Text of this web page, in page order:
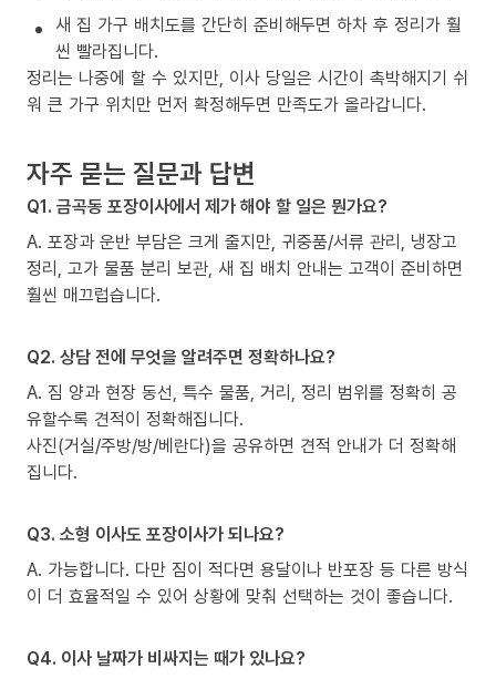
새 집 가구 배치도를 간단히 준비해두면 하차 후 정리가 훨
씬 빨라집니다.
정리는 나중에 할 수 있지만, 이사 당일은 시간이 촉박해지기 쉬
워 큰 가구 위치만 먼저 확정해두면 만족도가 올라갑니다.
자주 묻는 질문과 답변
Q1. 금곡동 포장이사에서 제가 해야 할 일은 뭔가요?
A. 포장과 운반 부담은 크게 줄지만, 귀중품/서류 관리, 냉장고
정리, 고가 물품 분리 보관, 새 집 배치 안내는 고객이 준비하면
훨씬 매끄럽습니다.
Q2. 상담 전에 무엇을 알려주면 정확하나요?
A. 짐 양과 현장 동선, 특수 물품, 거리, 정리 범위를 정확히 공
유할수록 견적이 정확해집니다.
사진(거실/주방/방/베란다)을 공유하면 견적 안내가 더 정확해
집니다.
Q3. 소형 이사도 포장이사가 되나요?
A. 가능합니다. 다만 짐이 적다면 용달이나 반포장 등 다른 방식
이 더 효율적일 수 있어 상황에 맞춰 선택하는 것이 좋습니다.
Q4. 이사 날짜가 비싸지는 때가 있나요?